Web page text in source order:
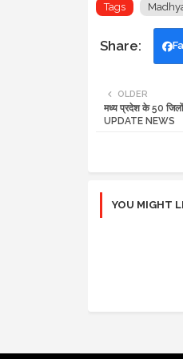
Tags
OLDER
मध्य प्रदेश के 50
UPDATE NEWS
YOU MIGHT